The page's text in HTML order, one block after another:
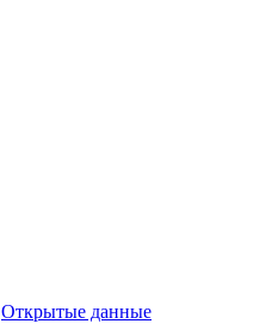
Открытые данные